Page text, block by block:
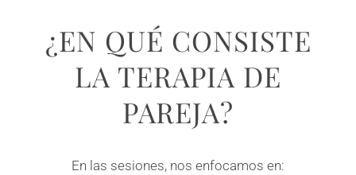
¿EN QUÉ CONSISTE
LA TERAPIA DE
PAREJA?
En las sesiones, nos enfocamos en: